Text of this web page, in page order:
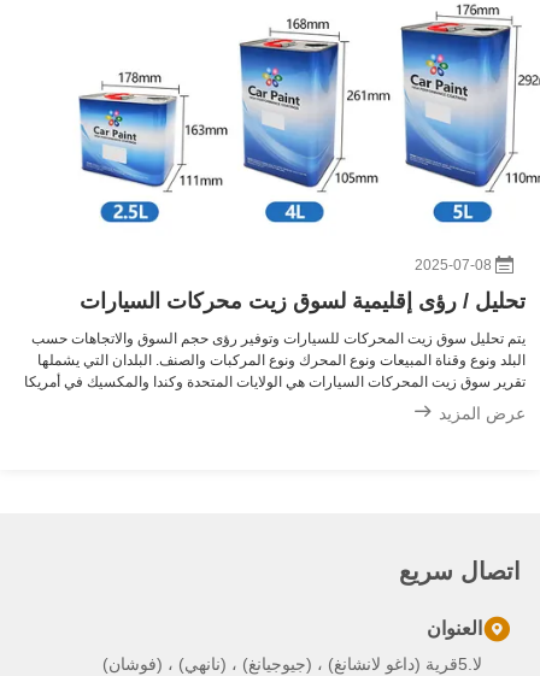
2025-07-08
تحليل / رؤى إقليمية لسوق زيت محركات السيارات
يتم تحليل سوق زيت المحركات للسيارات وتوفير رؤى حجم السوق والاتجاهات حسب
البلد ونوع وقناة المبيعات ونوع المحرك ونوع المركبات والصنف. البلدان التي يشملها
تقرير سوق زيت المحركات السيارات هي الولايات المتحدة وكندا والمكسيك في أمريكا
الشمالية والبرازيل والأرجنتين وبقية أمريكا الجنوبية كجزء من أمريكا الجن...
عرض المزيد
اتصال سريع
العنوان
لا.5قرية (داغو لانشانغ) ، (جيوجيانغ) ، (نانهي) ، (فوشان)